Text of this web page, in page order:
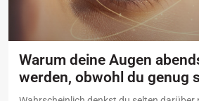
Warum deine Augen
werden, obwohl du genug